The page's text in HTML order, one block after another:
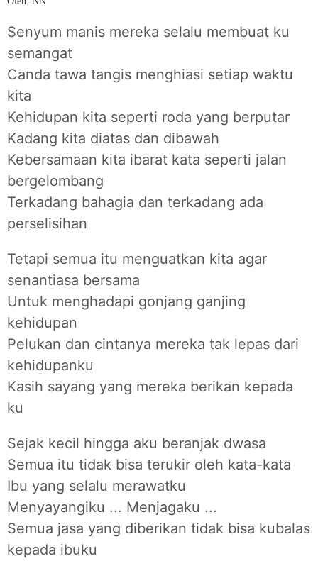
Senyum manis mereka selalu membuat ku
semangat
Canda tawa tangis menghiasi setiap waktu
kita
Kehidupan kita seperti roda yang berputar
Kadang kita diatas dan dibawah
Kebersamaan kita ibarat kata seperti jalan
bergelombang
Terkadang bahagia dan terkadang ada
perselisihan
Tetapi semua itu menguatkan kita agar
senantiasa bersama
Untuk menghadapi gonjang ganjing
kehidupan
Pelukan dan cintanya mereka tak lepas dari
kehidupanku
Kasih sayang yang mereka berikan kepada
ku
Sejak kecil hingga aku beranjak dwasa
Semua itu tidak bisa terukir oleh kata-kata
Ibu yang selalu merawatku
Menyayangiku ... Menjagaku ...
Semua jasa yang diberikan tidak bisa kubalas
kepada ibuku